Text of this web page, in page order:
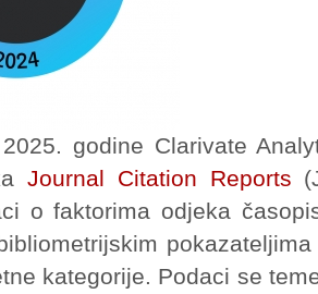
godine Clarivate
Journal Citation Reports
o faktorima odjeka
kategorije. Podaci se